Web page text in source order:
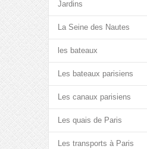
Jardins
La Seine des Nautes
les bateaux
Les bateaux parisiens
Les canaux parisiens
Les quais de Paris
Les transports à Paris